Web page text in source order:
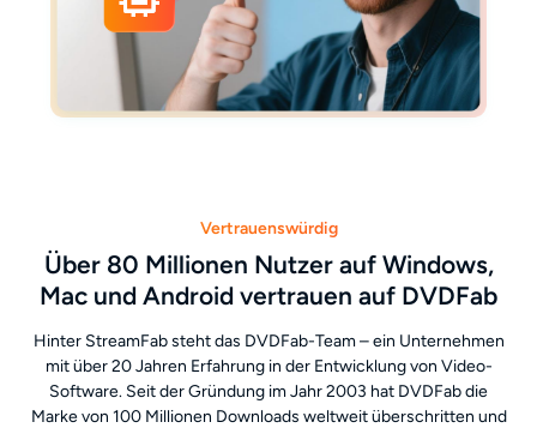
Vertrauenswürdig
Über 80 Millionen Nutzer auf Windows,
Mac und Android vertrauen auf DVDFab
Hinter StreamFab steht das DVDFab-Team – ein Unternehmen
mit über 20 Jahren Erfahrung in der Entwicklung von Video-
Software. Seit der Gründung im Jahr 2003 hat DVDFab die
Marke von 100 Millionen Downloads weltweit überschritten und